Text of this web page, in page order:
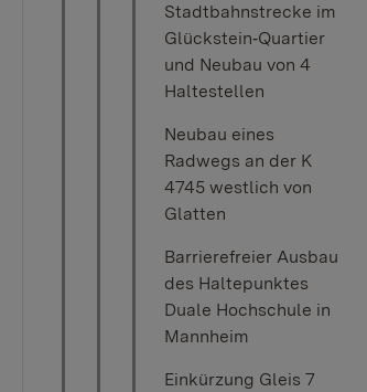
Stadtbahnstrecke im
Glückstein‐Quartier
und Neubau von 4
Haltestellen
Neubau eines
Radwegs an der K
4745 westlich von
Glatten
Barrierefreier Ausbau
des Haltepunktes
Duale Hochschule in
Mannheim
Einkürzung Gleis 7